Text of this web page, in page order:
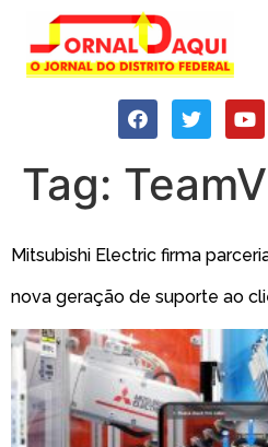
Tag:
Mitsubishi Electric firma
nova geração de suporte ao